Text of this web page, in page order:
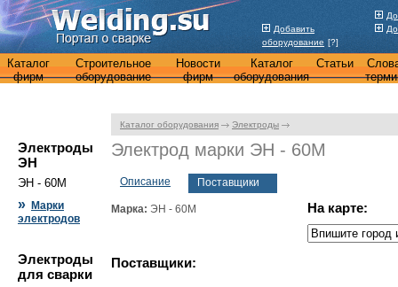
Добавить
оборудование [?]
Каталог
фирм
Строительное
оборудование
Новости
фирм
Каталог
оборудования
Статьи
Электроды
ЭН
ЭН - 60М
» Марки
электродов
Электроды
для сварки
Каталог оборудования Электроды
Электрод марки ЭН - 60М
Описание Поставщики
Марка: ЭН - 60М
Поставщики:
На карте: